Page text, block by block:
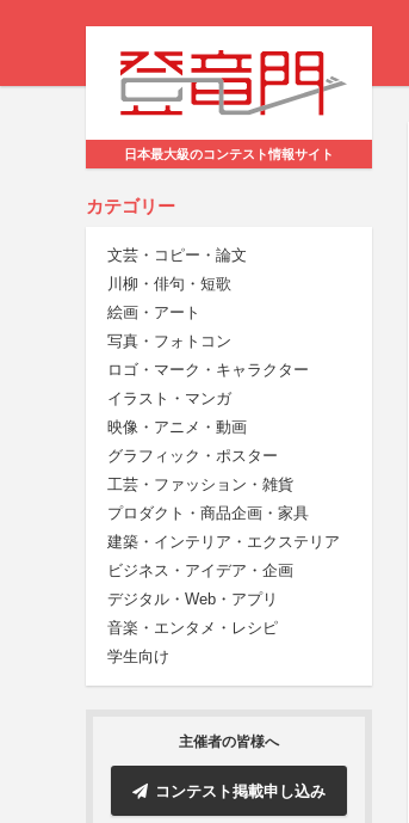
日本最大級のコンテスト情報サイト
カテゴリー
文芸・コピー・論文
川柳・俳句・短歌
絵画・アート
写真・フォトコン
ロゴ・マーク・キャラクター
イラスト・マンガ
映像・アニメ・動画
グラフィック・ポスター
工芸・ファッション・雑貨
プロダクト・商品企画・家具
建築・インテリア・エクステリア
ビジネス・アイデア・企画
デジタル・Web・アプリ
音楽・エンタメ・レシピ
学生向け
主催者の皆様へ
コンテスト掲載申し込み